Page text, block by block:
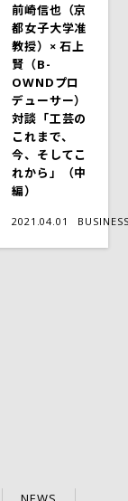
前崎信也（京
都女子大学准
教授）× 石上
賢（B-
OWNDプロ
デューサー）
対談「工芸の
これまで、
今、そしてこ
れから」（中
編）
2021.04.01